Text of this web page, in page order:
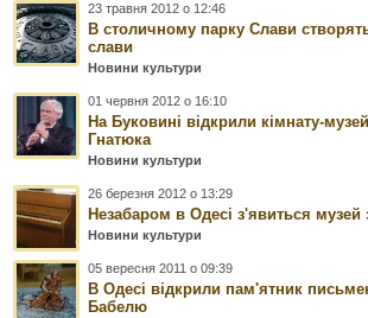
23 травня 2012 о 12:46
В столичному парку Слави
слави
Новини культури
01 червня 2012 о 16:10
На Буковині відкрили кімнату-
Гнатюка
Новини культури
26 березня 2012 о 13:29
Незабаром в Одесі з'явиться музей
Новини культури
05 вересня 2011 о 09:39
В Одесі відкрили пам'ятник
Бабелю